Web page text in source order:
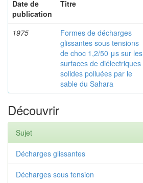
Date de
publication
Titre
1975
Formes de décharges
glissantes sous tensions
de choc 1,2/50 μs sur les
surfaces de diélectriques
solides polluées par le
sable du Sahara
Découvrir
Sujet
Décharges glissantes
Décharges sous tension